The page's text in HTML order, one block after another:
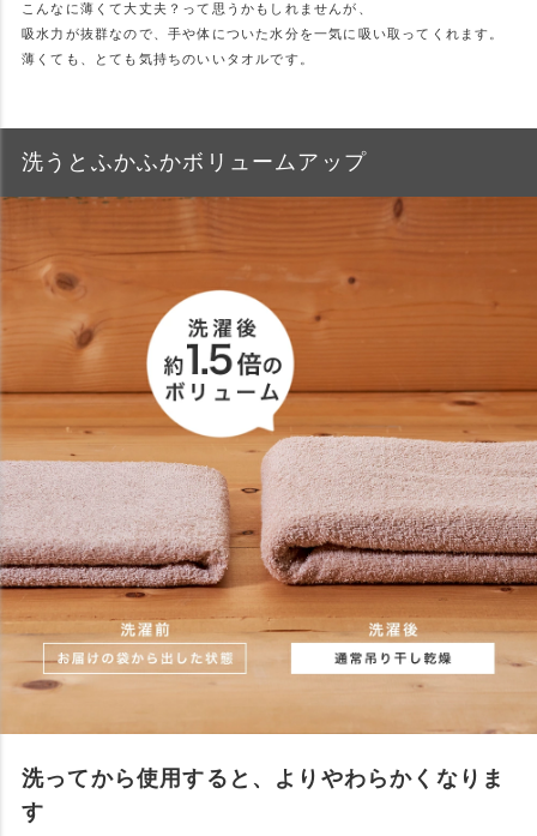
こんなに薄くて大丈夫？って思うかもしれませんが、
吸水力が抜群なので、手や体についた水分を一気に吸い取ってくれます。
薄くても、とても気持ちのいいタオルです。
洗うとふかふかボリュームアップ
洗ってから使用すると、よりやわらかくなりま
す